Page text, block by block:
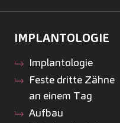
IMPLANTOLOGIE
Implantologie
Feste dritte Zähne
an einem Tag
Aufbau